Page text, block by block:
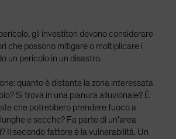
gli investitori devono considerare
che possono mitigare o moltiplicare i
un pericolo in un disastro.
quanto è distante la zona interessata
Si trova in una pianura alluvionale? È
che potrebbero prendere fuoco a
e secche? Fa parte di un'area
Il secondo fattore è la vulnerabilità. Un